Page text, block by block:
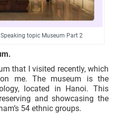
Speaking topic Museum Part 2
that I visited recently, which
me. The museum is the
located in Hanoi. This
and showcasing the
54 ethnic groups.